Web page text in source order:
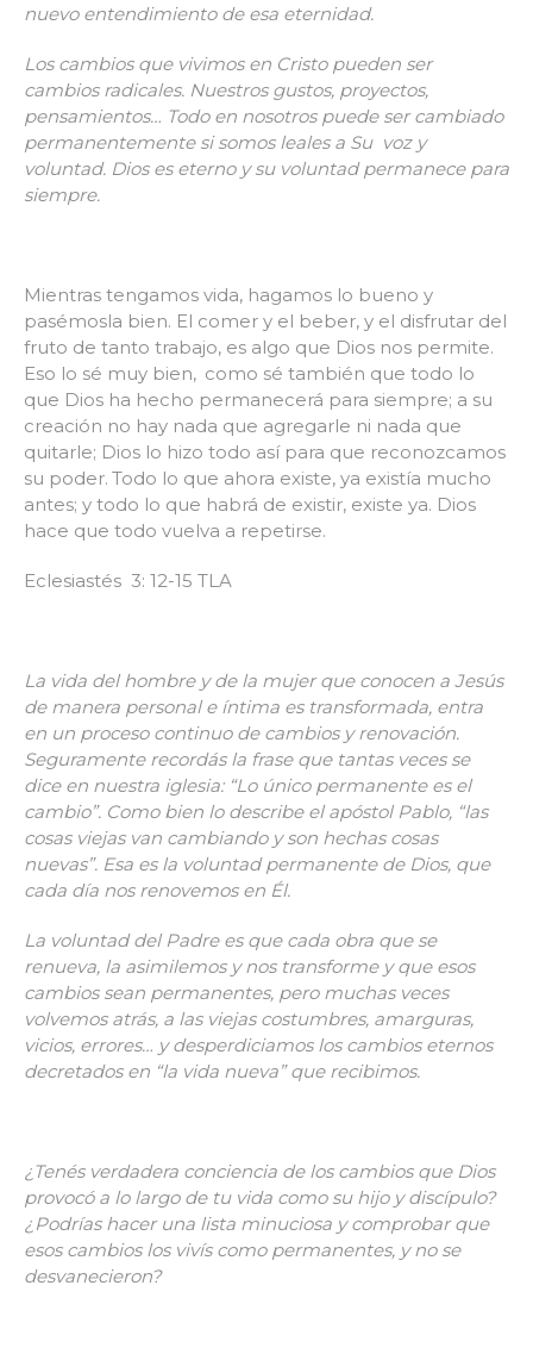
nuevo entendimiento de esa eternidad.
Los cambios que vivimos en Cristo pueden ser
cambios radicales. Nuestros gustos, proyectos,
pensamientos… Todo en nosotros puede ser cambiado
permanentemente si somos leales a Su voz y
voluntad. Dios es eterno y su voluntad permanece para
siempre.
Mientras tengamos vida, hagamos lo bueno y
pasémosla bien. El comer y el beber, y el disfrutar del
fruto de tanto trabajo, es algo que Dios nos permite.
Eso lo sé muy bien, como sé también que todo lo
que Dios ha hecho permanecerá para siempre; a su
creación no hay nada que agregarle ni nada que
quitarle; Dios lo hizo todo así para que reconozcamos
su poder. Todo lo que ahora existe, ya existía mucho
antes; y todo lo que habrá de existir, existe ya. Dios
hace que todo vuelva a repetirse.
Eclesiastés 3: 12-15 TLA
La vida del hombre y de la mujer que conocen a Jesús
de manera personal e íntima es transformada, entra
en un proceso continuo de cambios y renovación.
Seguramente recordás la frase que tantas veces se
dice en nuestra iglesia: “Lo único permanente es el
cambio”. Como bien lo describe el apóstol Pablo, “las
cosas viejas van cambiando y son hechas cosas
nuevas”. Esa es la voluntad permanente de Dios, que
cada día nos renovemos en Él.
La voluntad del Padre es que cada obra que se
renueva, la asimilemos y nos transforme y que esos
cambios sean permanentes, pero muchas veces
volvemos atrás, a las viejas costumbres, amarguras,
vicios, errores… y desperdiciamos los cambios eternos
decretados en “la vida nueva” que recibimos.
¿Tenés verdadera conciencia de los cambios que Dios
provocó a lo largo de tu vida como su hijo y discípulo?
¿Podrías hacer una lista minuciosa y comprobar que
esos cambios los vivís como permanentes, y no se
desvanecieron?